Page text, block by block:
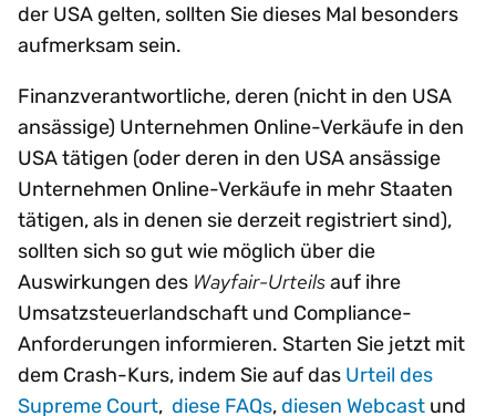
der USA gelten, sollten Sie dieses Mal besonders
aufmerksam sein.
Finanzverantwortliche, deren (nicht in den USA
ansässige) Unternehmen Online-Verkäufe in den
USA tätigen (oder deren in den USA ansässige
Unternehmen Online-Verkäufe in mehr Staaten
tätigen, als in denen sie derzeit registriert sind),
sollten sich so gut wie möglich über die
Auswirkungen des Wayfair-Urteilsauf ihre
Umsatzsteuerlandschaft und Compliance-
Anforderungen informieren. Starten Sie jetzt mit
dem Crash-Kurs, indem Sie auf das Urteil des
Supreme Court, diese FAQs, diesen Webcast und